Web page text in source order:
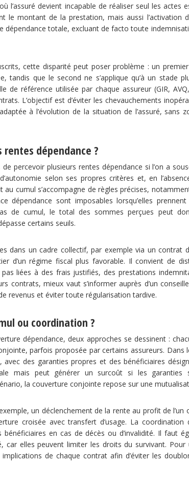
l’assuré devient incapable de réaliser seul les actes
le montant de la prestation, mais aussi l’activation
dépendance totale, excluant de facto toute
cette disparité peut poser problème : un
tandis que le second ne s’applique qu’à un stade
de référence utilisée par chaque assureur (GIR,
L’objectif est d’éviter les chevauchements
à l’évolution de la situation de l’assuré, sans
dépendance ?
percevoir plusieurs rentes dépendance si l’on a
selon ses propres critères et, en
cumul s’accompagne de règles précises,
dépendance sont imposables lorsqu’elles
de cumul, le total des sommes perçues peut
certains seuils.
dans un cadre collectif, par exemple via un contrat
d’un régime fiscal plus favorable. Il convient de
liées à des frais justifiés, des prestations
contrats, mieux vaut s’informer auprès d’un
revenus et éviter toute régularisation tardive.
ou coordination ?
dépendance, deux approches se dessinent :
parfois proposée par certains assureurs. Dans
des garanties propres et des bénéficiaires
mais peut générer un surcoût si les garanties
la couverture conjointe repose sur une
un déclenchement de la rente au profit de l’un
croisée avec transfert d’usage. La coordination
en cas de décès ou d’invalidité. Il faut
car elles peuvent limiter les droits du survivant.
implications de chaque contrat afin d’éviter les